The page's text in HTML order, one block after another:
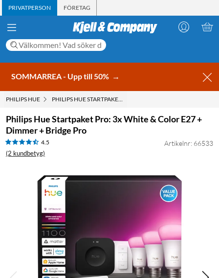
PRIVATPERSON FÖRETAG
SOMMARREA - Upp till 50% →
PHILIPS HUE PHILIPS HUE STARTPAKET PRO: 3X WHITE & COLOR E27 +
Philips Hue Startpaket Pro: 3x White & Color E27 +
Dimmer + Bridge Pro
4.5
(2 kundbetyg)
Artikelnr: 66533